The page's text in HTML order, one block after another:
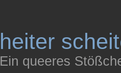
heiter
Ein queeres